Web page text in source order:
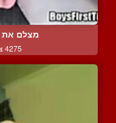
מצלם את
4275 צפיות